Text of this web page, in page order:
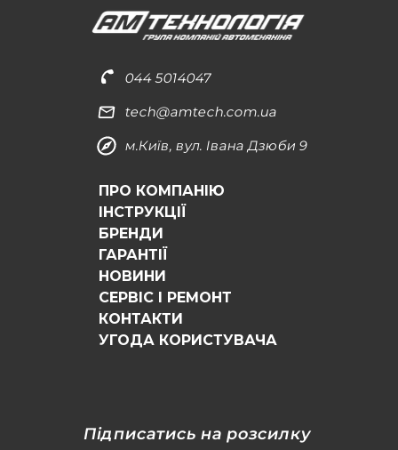
044 5014047
tech@amtech.com.ua
м.Київ, вул. Івана Дзюби 9
ПРО КОМПАНІЮ
ІНСТРУКЦІЇ
БРЕНДИ
ГАРАНТІЇ
НОВИНИ
СЕРВІС І РЕМОНТ
КОНТАКТИ
УГОДА КОРИСТУВАЧА
Підписатись на розсилку